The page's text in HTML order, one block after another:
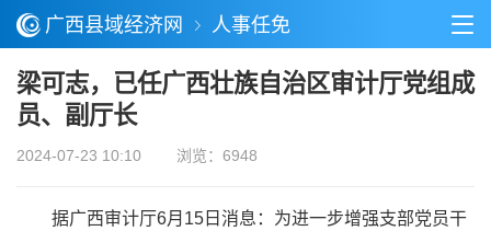
广西县域经济网 人事任免
梁可志，已任广西壮族自治区审计厅党组成
员、副厅长
2024-07-23 10:10 浏览：6948
据广西审计厅6月15日消息：为进一步增强支部党员干